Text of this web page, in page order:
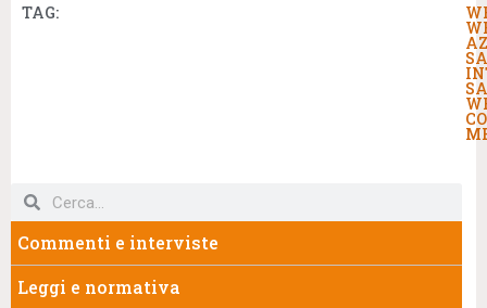
TAG:
Commenti e interviste
Leggi e normativa